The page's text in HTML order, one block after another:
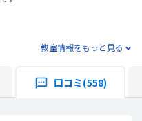
教室情報をもっと見る
口コミ(558)